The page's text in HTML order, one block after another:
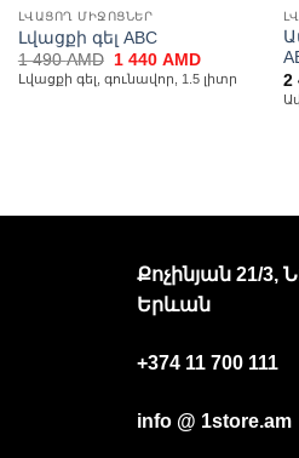
ԼՎԱՑՈՂ ՄԻՋՈՑՆԵՐ
Լվացքի գել ABC
1 490AMD
Original
price
1 440 AMDCurrent
price
is:
Լվացքի գել, գունավոր, 1.5 լիտր
2
Քոչինյան 21/3,
Երևան
+374 11 700 111
info @ 1store.am